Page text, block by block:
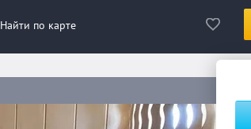
Найти по карте